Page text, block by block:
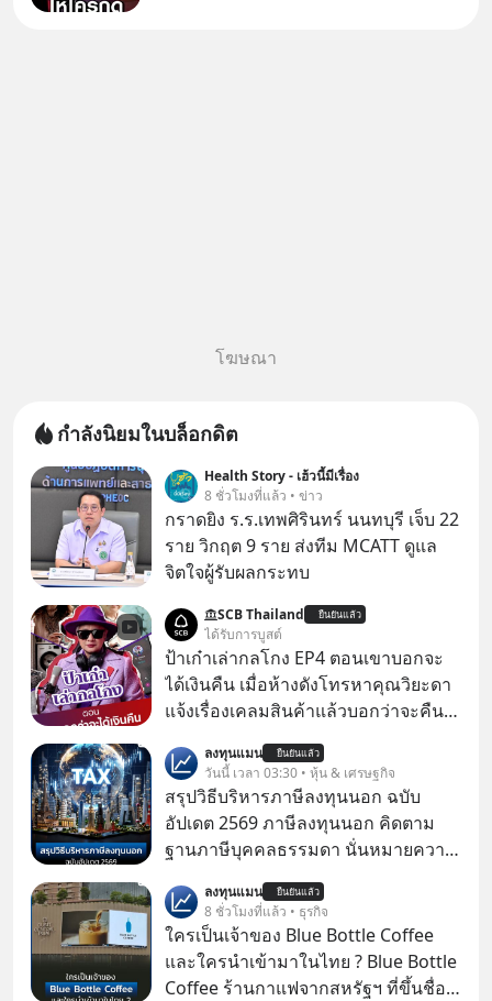
โฆษณา
กำลังนิยมในบล็อกดิต
Health Story - เฮ้วนี้มีเรื่อง
8 ชั่วโมงที่แล้ว • ข่าว
กราดยิง ร.ร.เทพศิรินทร์ นนทบุรี เจ็บ 22
ราย วิกฤต 9 ราย ส่งทีม MCATT ดูแล
จิตใจผู้รับผลกระทบ
SCB Thailand ยืนยันแล้ว
ได้รับการบูสต์
ป้าเก๋าเล่ากลโกง EP4 ตอนเขาบอกจะ
ได้เงินคืน เมื่อห้างดังโทรหาคุณวิยะดา
แจ้งเรื่องเคลมสินค้าแล้วบอกว่าจะคืน
เรื่องจ้อจี้ หาคำตอบได้ที่ “ป้าเก๋าเล่ากล
โกง” EP4 ตอน “เขาบอกว่าจะได้เงิน
คืน” #ป้าเก๋าเล่ากลโกง #แก้เกมกลโกง
#อยู่อย่างยั่งยืน #Cybersecurity #เตือน
ภัยออนไลน์
ลงทุนแมน ยืนยันแล้ว
วันนี้ เวลา 03:30 • หุ้น & เศรษฐกิจ
สรุปวิธีบริหารภาษีลงทุนนอก ฉบับ
อัปเดต 2569 ภาษีลงทุนนอก คิดตาม
ฐานภาษีบุคคลธรรมดา นั่นหมายความ
ลงทุนแมน ยืนยันแล้ว
8 ชั่วโมงที่แล้ว • ธุรกิจ
ใครเป็นเจ้าของ Blue Bottle Coffee
และใครนำเข้ามาในไทย ? Blue Bottle
Coffee ร้านกาแฟจากสหรัฐฯ ที่ขึ้นชื่อ